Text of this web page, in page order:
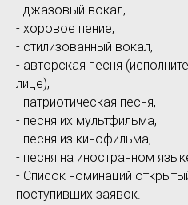
- джазовый вокал,
- хоровое пение,
- стилизованный вокал,
- авторская песня
лице),
- патриотическая песня,
- песня их мультфильма,
- песня из кинофильма,
- песня на иностранном
- Список номинаций
поступивших заявок.